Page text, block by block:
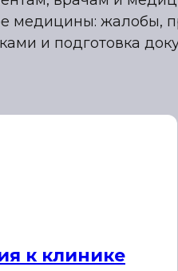
медицины: жалобы,
и подготовка
к клинике